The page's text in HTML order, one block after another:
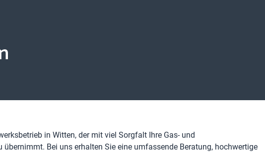
in Witten, der mit viel Sorgfalt Ihre Gas- und
Bei uns erhalten Sie eine umfassende Beratung, hochwertige